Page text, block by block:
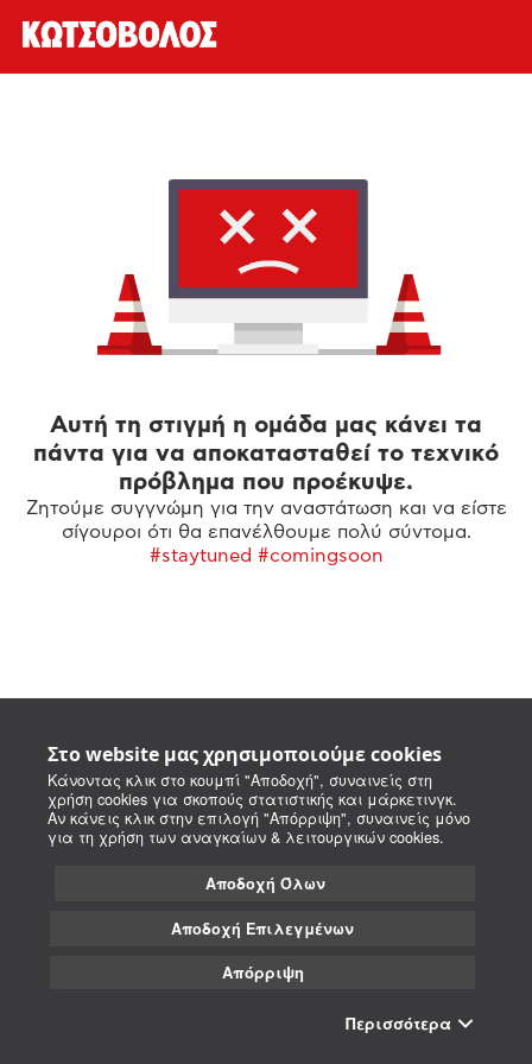
Στο website μας χρησιμοποιούμε cookies
Κάνοντας κλικ στο κουμπί "Αποδοχή", συναινείς στη
χρήση cookies για σκοπούς στατιστικής και μάρκετινγκ.
Αν κάνεις κλικ στην επιλογή "Απόρριψη", συναινείς μόνο
για τη χρήση των αναγκαίων & λειτουργικών cookies.
Αποδοχή Όλων
Αποδοχή Επιλεγμένων
Απόρριψη
Περισσότερα
Αυτή τη στιγμή η ομάδα μας κάνει τα
πάντα για να αποκατασταθεί το τεχνικό
πρόβλημα που προέκυψε.
Ζητούμε συγγνώμη για την αναστάτωση και να είστε
σίγουροι ότι θα επανέλθουμε πολύ σύντομα.
#staytuned #comingsoon